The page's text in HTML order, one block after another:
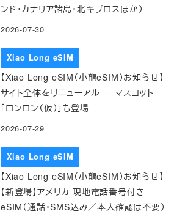
ンド・カナリア諸島・北キプロスほか）
2026-07-30
Xiao Long eSIM
【Xiao Long eSIM（小龍eSIM）お知らせ】
サイト全体をリニューアル — マスコット
「ロンロン（仮）」も登場
2026-07-29
Xiao Long eSIM
【Xiao Long eSIM（小龍eSIM）お知らせ】
【新登場】アメリカ 現地電話番号付き
eSIM（通話・SMS込み／本人確認は不要）